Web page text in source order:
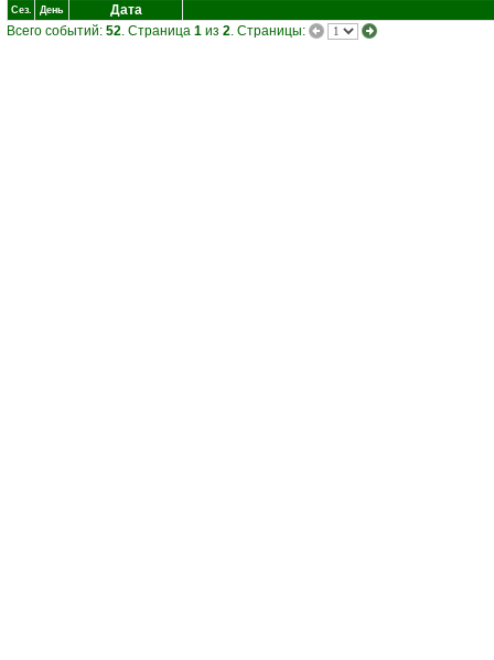
Сез. День
Дата
Всего событий: 52. Страница 1 из 2. Страницы: